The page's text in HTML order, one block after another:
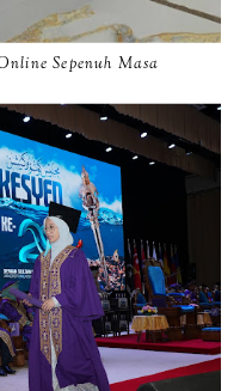
Sepenuh Masa